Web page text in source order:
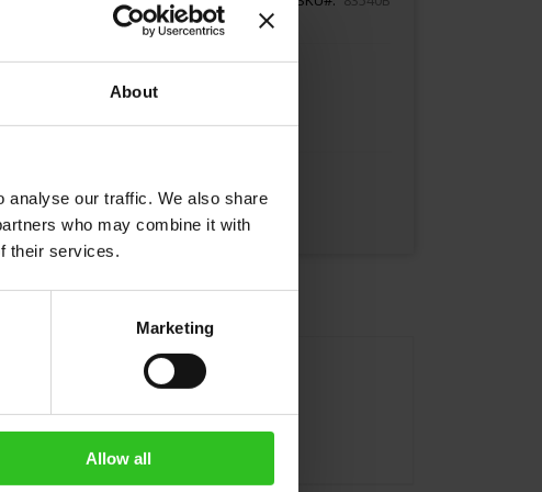
About
analyse our traffic. We also share
who may combine it with
their services.
Marketing
Allow all
In den Warenkorb
cm